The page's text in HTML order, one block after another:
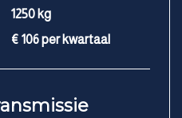
1250 kg
€ 106 per kwartaal